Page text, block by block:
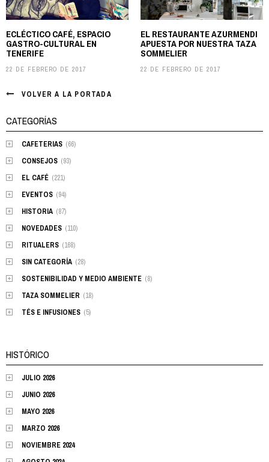
EL RESTAURANTE AZURMENDI
APUESTA POR NUESTRA TAZA
SOMMELIER
22 DE FEBRERO DE 2017
ECLÉCTICO CAFÉ, ESPACIO
GASTRO-CULTURAL EN
TENERIFE
22 DE FEBRERO DE 2017
VOLVER A LA PORTADA
CATEGORÍAS
CAFETERIAS (66)
CONSEJOS (93)
EL CAFÉ (221)
EVENTOS (94)
HISTORIA (87)
NOVEDADES (110)
RITUALERS (168)
SIN CATEGORÍA (28)
SOSTENIBILIDAD Y MEDIO AMBIENTE (8)
TAZA SOMMELIER (18)
TÉS E INFUSIONES (5)
HISTÓRICO
JULIO 2026
JUNIO 2026
MAYO 2026
MARZO 2026
NOVIEMBRE 2024